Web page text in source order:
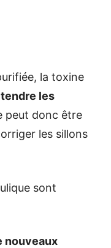
la toxine
les
peut donc être
les sillons
sont
nouveaux